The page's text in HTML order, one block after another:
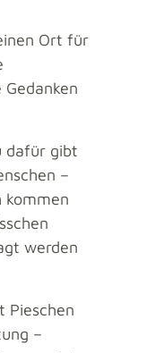
Ort für
dafür gibt
–
kommen
werden
Pieschen
–